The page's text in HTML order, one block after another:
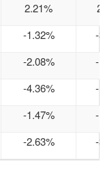
2.21%
-1.32% -
-2.08% -
-4.36% -
-1.47% -
-2.63% -